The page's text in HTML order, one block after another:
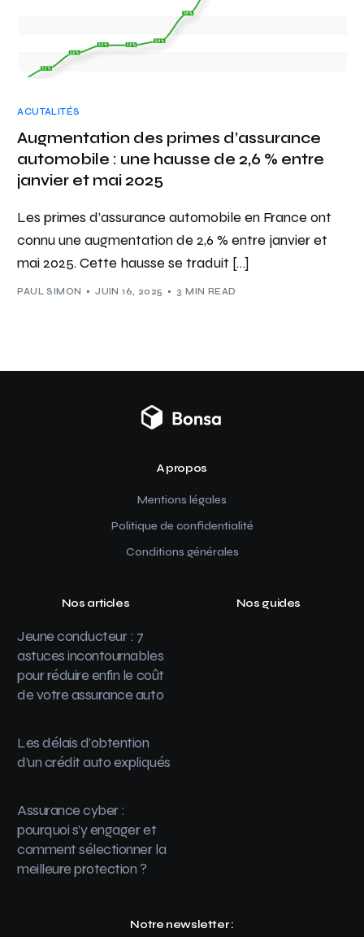
ACUTALITÉS
Augmentation des primes d’assurance
automobile : une hausse de 2,6 % entre
janvier et mai 2025
Les primes d’assurance automobile en France ont
connu une augmentation de 2,6 % entre janvier et
mai 2025. Cette hausse se traduit […]
PAUL SIMON JUIN 16, 2025 3 MIN READ
A propos
Mentions légales
Politique de confidentialité
Conditions générales
Nos articles
Jeune conducteur : 7
astuces incontournables
pour réduire enfin le coût
de votre assurance auto
Les délais d’obtention
d’un crédit auto expliqués
Assurance cyber :
pourquoi s’y engager et
comment sélectionner la
meilleure protection ?
Nos guides
Notre newsletter :